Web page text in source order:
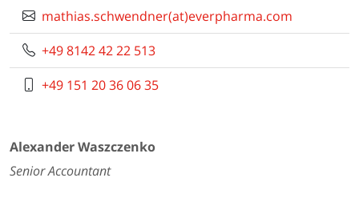
mathias.schwendner(at)everpharma.com
+49 8142 42 22 513
+49 151 20 36 06 35
Alexander Waszczenko
Senior Accountant